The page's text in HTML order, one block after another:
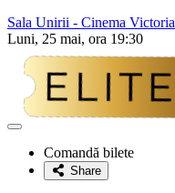
Sala Unirii - Cinema Victoria
Luni, 25 mai, ora 19:30
Adaugă
favoriteComandă bilete
Share